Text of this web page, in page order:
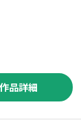
作品詳細